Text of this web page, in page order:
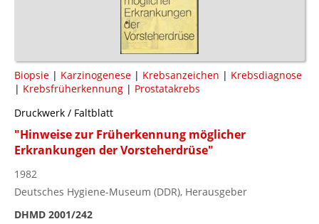
Biopsie | Karzinogenese | Krebsanzeichen | Krebsdiagnose
| Krebsfrüherkennung | Prostatakrebs
Druckwerk / Faltblatt
"Hinweise zur Früherkennung möglicher
Erkrankungen der Vorsteherdrüse"
1982
Deutsches Hygiene-Museum (DDR), Herausgeber
DHMD 2001/242